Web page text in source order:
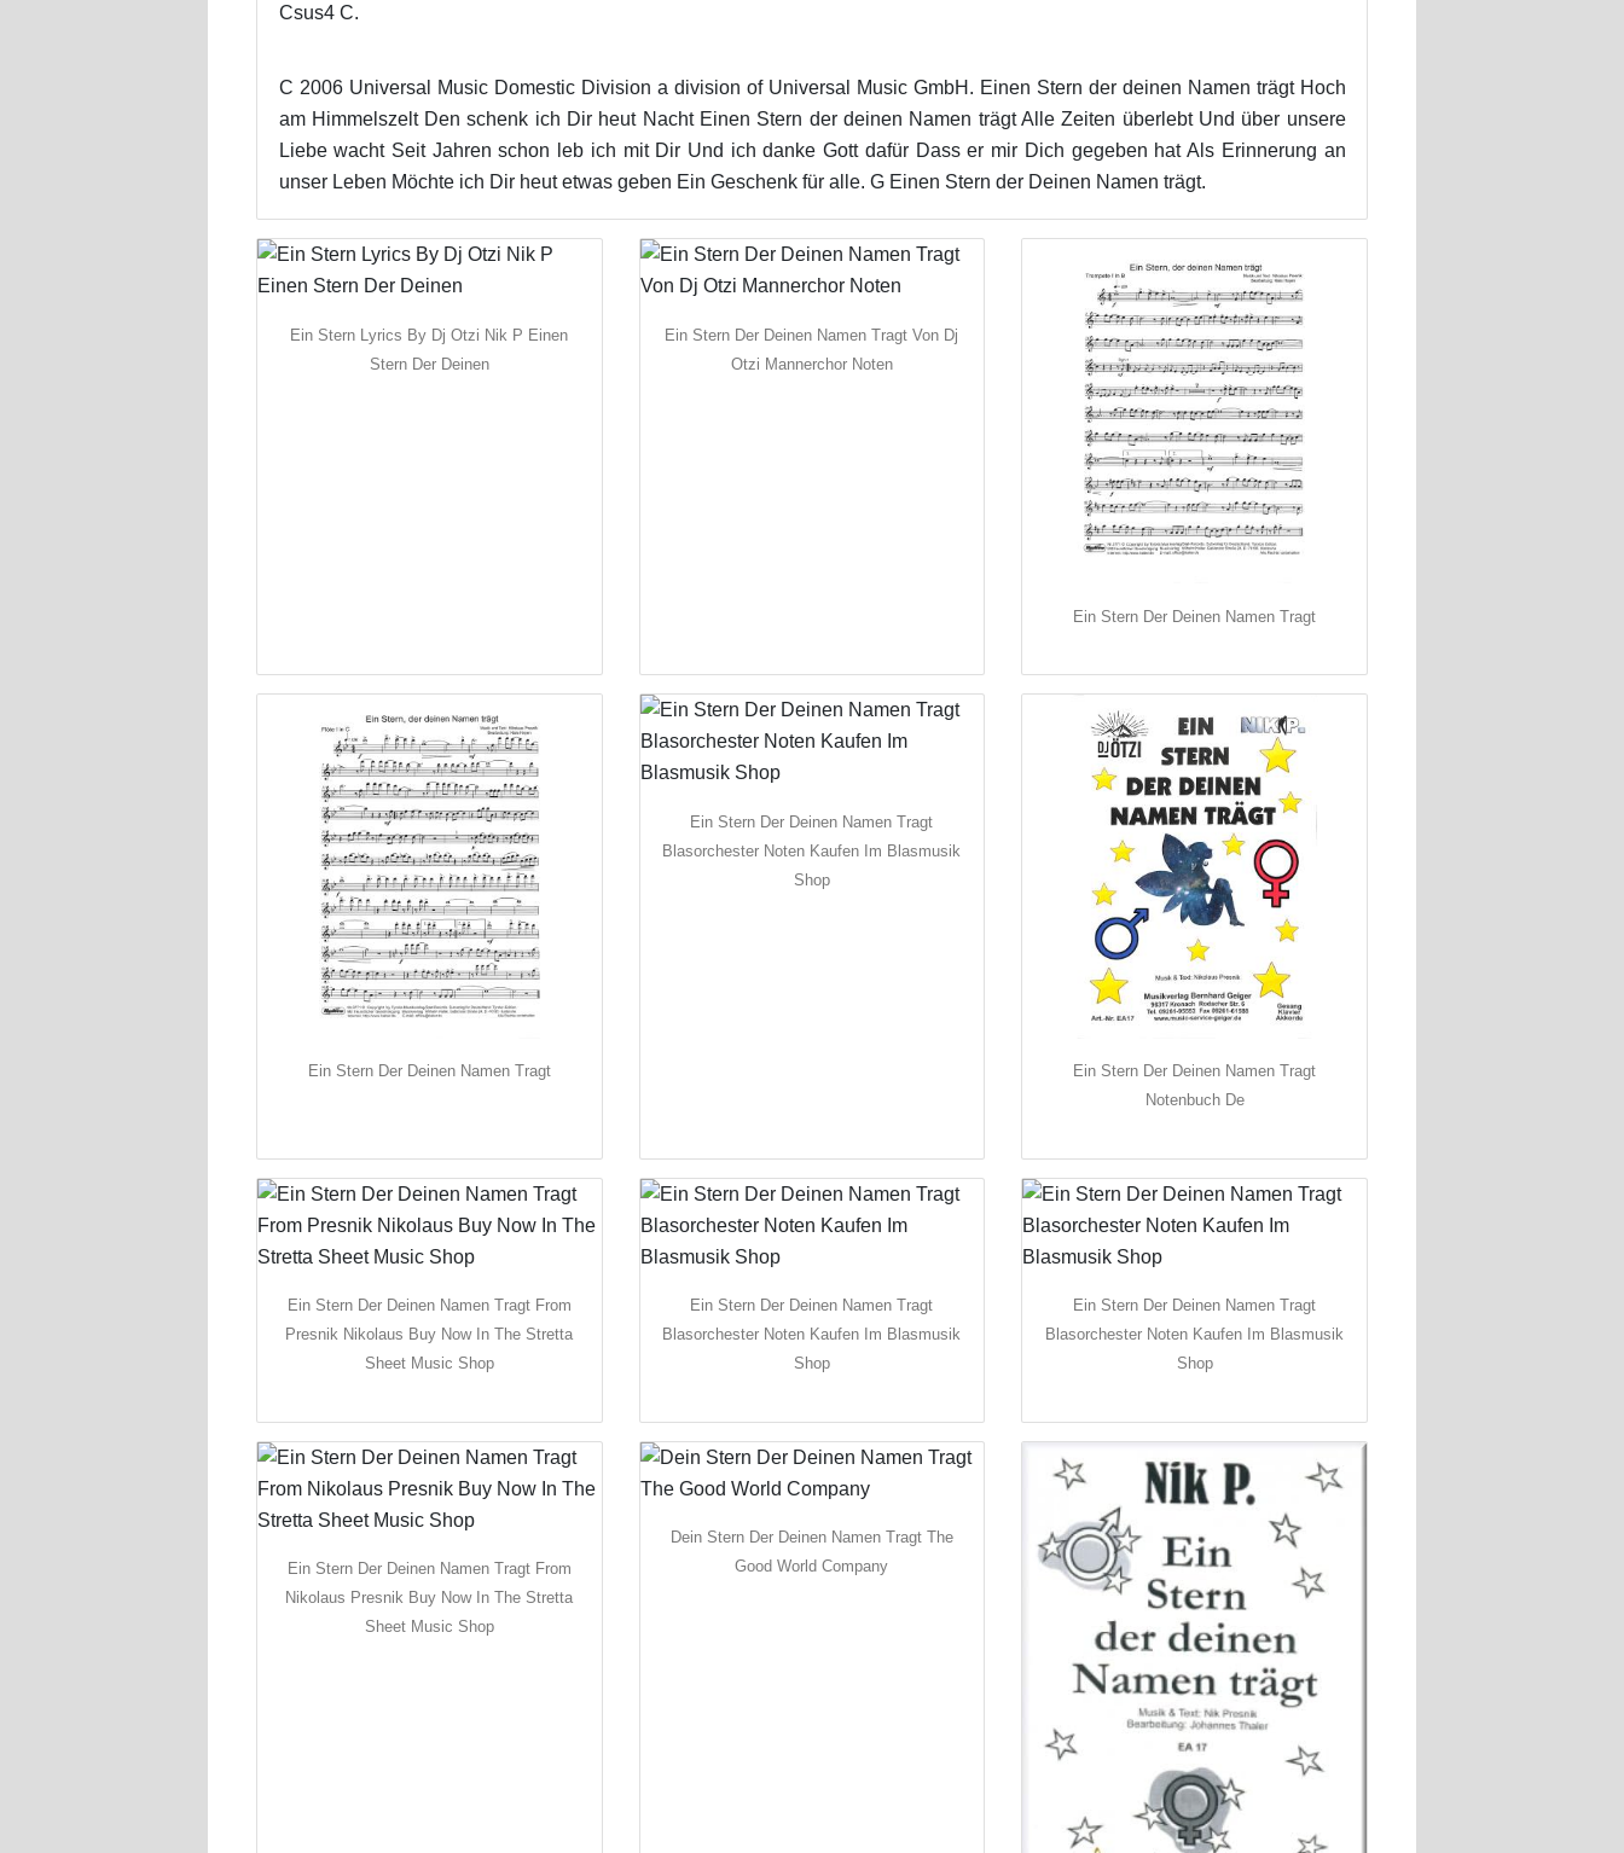
Csus4 C.
C 2006 Universal Music Domestic Division a division of Universal Music GmbH. Einen Stern der deinen Namen trägt Hoch
am Himmelszelt Den schenk ich Dir heut Nacht Einen Stern der deinen Namen trägt Alle Zeiten überlebt Und über unsere
Liebe wacht Seit Jahren schon leb ich mit Dir Und ich danke Gott dafür Dass er mir Dich gegeben hat Als Erinnerung an
unser Leben Möchte ich Dir heut etwas geben Ein Geschenk für alle. G Einen Stern der Deinen Namen trägt.
Ein Stern Lyrics By Dj Otzi Nik P Einen
Stern Der Deinen
Ein Stern Der Deinen Namen Tragt Von Dj
Otzi Mannerchor Noten
Ein Stern Der Deinen Namen Tragt
Ein Stern Der Deinen Namen Tragt
Ein Stern Der Deinen Namen Tragt
Blasorchester Noten Kaufen Im Blasmusik
Shop
Ein Stern Der Deinen Namen Tragt
Notenbuch De
Ein Stern Der Deinen Namen Tragt From
Presnik Nikolaus Buy Now In The Stretta
Sheet Music Shop
Ein Stern Der Deinen Namen Tragt
Blasorchester Noten Kaufen Im Blasmusik
Shop
Ein Stern Der Deinen Namen Tragt
Blasorchester Noten Kaufen Im Blasmusik
Shop
Ein Stern Der Deinen Namen Tragt From
Nikolaus Presnik Buy Now In The Stretta
Sheet Music Shop
Dein Stern Der Deinen Namen Tragt The
Good World Company